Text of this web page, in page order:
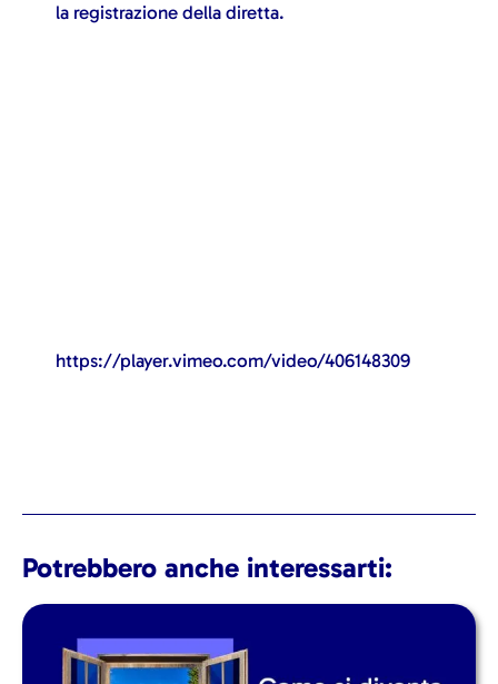
la registrazione della diretta.
https://player.vimeo.com/video/406148309
Potrebbero anche interessarti: